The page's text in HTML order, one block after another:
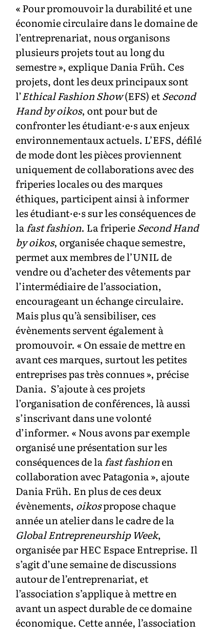
« Pour promouvoir la durabilité et une
économie circulaire dans le domaine de
l’entreprenariat, nous organisons
plusieurs projets tout au long du
semestre », explique Dania Früh. Ces
projets, dont les deux principaux sont
l’Ethical Fashion Show(EFS) etSecond
Hand by oikos, ont pour but de
confronter les étudiant·e·s aux enjeux
environnementaux actuels. L’EFS, défilé
de mode dont les pièces proviennent
uniquement de collaborations avec des
friperies locales ou des marques
éthiques, participent ainsi à informer
les étudiant·e·s sur les conséquences de
lafast fashion. La friperieSecond Hand
by oikos, organisée chaque semestre,
permet aux membres de l’UNIL de
vendre ou d’acheter des vêtements par
l’intermédiaire de l’association,
encourageant un échange circulaire.
Mais plus qu’à sensibiliser, ces
évènements servent également à
promouvoir. « On essaie de mettre en
avant ces marques, surtout les petites
entreprises pas très connues », précise
Dania. S’ajoute à ces projets
l’organisation de conférences, là aussi
s’inscrivant dans une volonté
d’informer. « Nous avons par exemple
organisé une présentation sur les
conséquences de lafast fashionen
collaboration avec Patagonia », ajoute
Dania Früh. En plus de ces deux
évènements, oikospropose chaque
année un atelier dans le cadre de la
Global Entrepreneurship Week,
organisée par HEC Espace Entreprise. Il
s’agit d’une semaine de discussions
autour de l’entreprenariat, et
l’association s’applique à mettre en
avant un aspect durable de ce domaine
économique. Cette année, l’association